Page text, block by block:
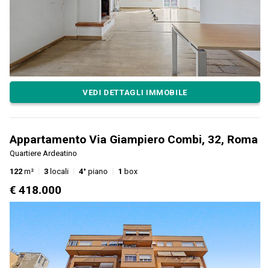
VEDI DETTAGLI IMMOBILE
Appartamento Via Giampiero Combi, 32, Roma
Quartiere Ardeatino
122 m² 3 locali 4° piano 1 box
€ 418.000